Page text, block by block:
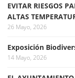
EVITAR RIESGOS
ALTAS
26 Mayo, 2026
Exposición
14 Mayo, 2026